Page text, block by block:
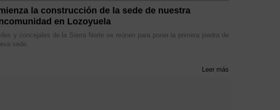
la construcción de la sede de nuestra
en Lozoyuela
y concejales de la Sierra Norte se reúnen para poner la primera piedra de
sede.
Leer más